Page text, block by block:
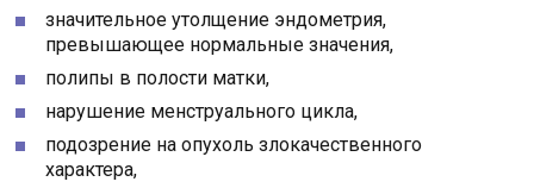
значительное утолщение эндометрия,
превышающее нормальные значения,
полипы в полости матки,
нарушение менструального цикла,
подозрение на опухоль злокачественного
характера,